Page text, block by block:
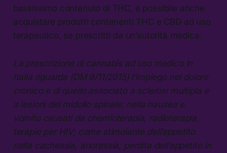
bassissimo contenuto di THC, è possibile anche
acquistare prodotti contenenti THC e CBD ad uso
terapeutico, se prescritti da un’autorità medica.
La prescrizione di cannabis ad uso medico in
Italia riguarda (DM 9/11/2015) l’impiego nel dolore
cronico e di quello associato a sclerosi multipla e
a lesioni del midollo spinale; nella nausea e
vomito causati da chemioterapia, radioterapia,
terapie per HIV; come stimolante dell’appetito
nella cachessia, anoressia, perdita dell’appetito in